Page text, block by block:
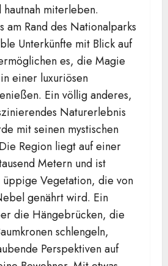
miterleben.
am Rand des Nationalparks
Unterkünfte mit Blick auf
es, die Magie
einer luxuriösen
Ein völlig anderes,
Naturerlebnis
mit seinen mystischen
Region liegt auf einer
Metern und ist
Vegetation, die von
genährt wird. Ein
die Hängebrücken, die
schlengeln,
Perspektiven auf